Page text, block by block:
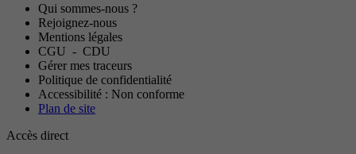
Qui sommes-nous ?
Rejoignez-nous
Mentions légales
CGU - CDU
Gérer mes traceurs
Politique de confidentialité
Accessibilité : Non conforme
Plan de site
Accès direct